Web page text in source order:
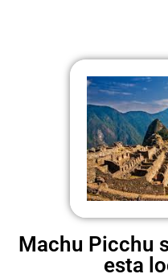
Machu Picchu
esta